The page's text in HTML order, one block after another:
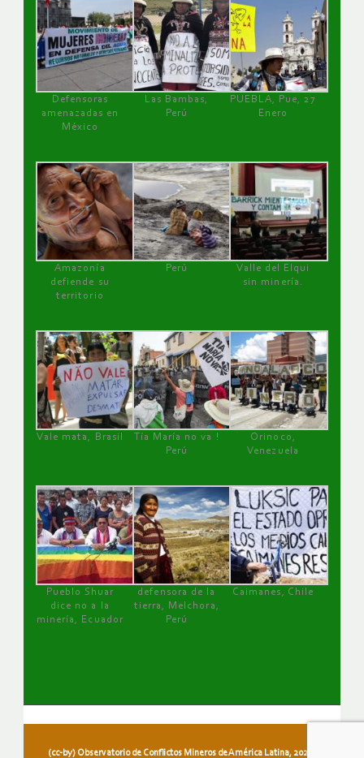
Defensoras
amenazadas en
México
Las Bambas,
Perú
PUEBLA, Pue, 27
Enero
Amazonía
defiende su
territorio
Perú
Valle del Elqui
sin minería.
Vale mata, Brasil
Tía María no va !
Perú
Orinoco,
Venezuela
Pueblo Shuar
dice no a la
minería, Ecuador
defensora de la
tierra, Melchora,
Perú
Caimanes, Chile
(cc-by) Observatorio de Conflictos Mineros de América Latina, 2026